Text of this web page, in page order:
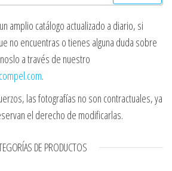
amplio catálogo actualizado a diario, si
no encuentras o tienes alguna duda sobre
a través de nuestro
.
las fotografías no son contractuales, ya
el derecho de modificarlas.
DE PRODUCTOS